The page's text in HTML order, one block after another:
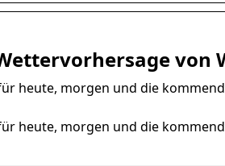
von
heute, morgen und die
heute, morgen und die